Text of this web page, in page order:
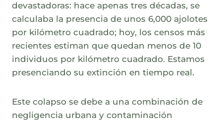
devastadoras: hace apenas tres décadas, se
calculaba la presencia de unos 6,000 ajolotes
por kilómetro cuadrado; hoy, los censos más
recientes estiman que quedan menos de 10
individuos por kilómetro cuadrado. Estamos
presenciando su extinción en tiempo real.
Este colapso se debe a una combinación de
negligencia urbana y contaminación